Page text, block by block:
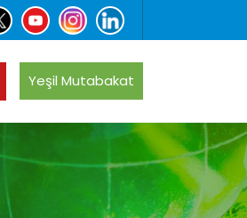
Yeşil Mutabakat